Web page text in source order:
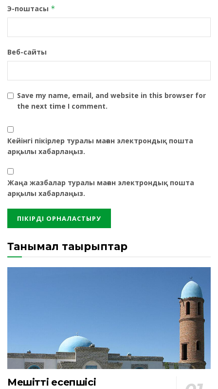
Э-поштасы *
Веб-сайты
Save my name, email, and website in this browser for
the next time I comment.
Кейінгі пікірлер туралы маған электрондық пошта
арқылы хабарлаңыз.
Жаңа жазбалар туралы маған электрондық пошта
арқылы хабарлаңыз.
Танымал тақырыптар
Мешіттің есепшісі